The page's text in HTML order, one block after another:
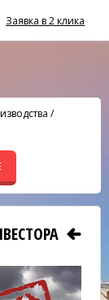
Заявка в 2 клика
/